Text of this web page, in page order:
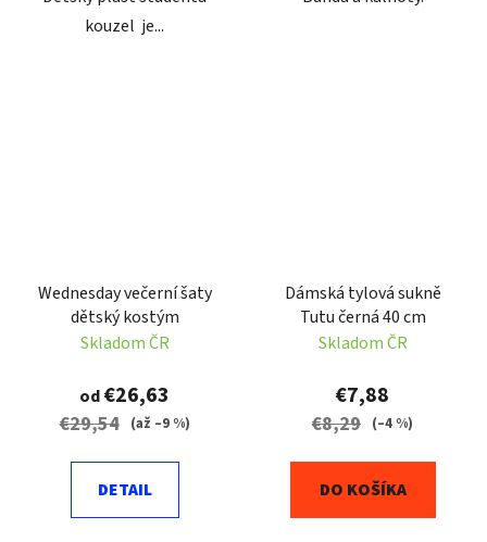
kouzel je...
Wednesday večerní šaty
dětský kostým
Skladom ČR
od€26,63
€29,54 (až –9 %)
DETAIL
Dámská tylová sukně
Tutu černá 40 cm
Skladom ČR
€7,88
€8,29 (–4 %)
DO KOŠÍKA